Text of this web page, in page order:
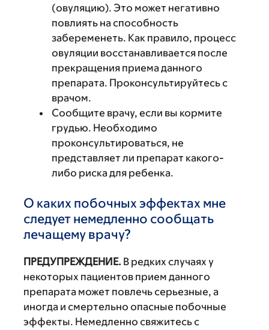
(овуляцию). Это может негативно
повлиять на способность
забеременеть. Как правило, процесс
овуляции восстанавливается после
прекращения приема данного
препарата. Проконсультируйтесь с
врачом.
Сообщите врачу, если вы кормите
грудью. Необходимо
проконсультироваться, не
представляет ли препарат какого-
либо риска для ребенка.
О каких побочных эффектах мне
следует немедленно сообщать
лечащему врачу?
ПРЕДУПРЕЖДЕНИЕ. В редких случаях у
некоторых пациентов прием данного
препарата может повлечь серьезные, а
иногда и смертельно опасные побочные
эффекты. Немедленно свяжитесь с